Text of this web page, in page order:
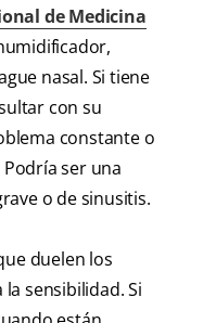
de Medicina
nasal. Si tiene
con su
constante o
ser una
o de sinusitis.
duelen los
sensibilidad. Si